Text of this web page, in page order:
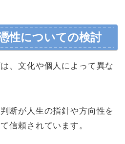
性についての検討
、文化や個人によって異な
断が人生の指針や方向性を
信頼されています。